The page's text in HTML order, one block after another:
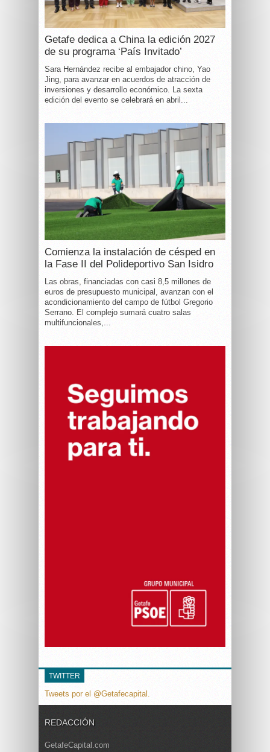
Getafe dedica a China la edición 2027
de su programa ‘País Invitado’
Sara Hernández recibe al embajador chino, Yao
Jing, para avanzar en acuerdos de atracción de
inversiones y desarrollo económico. La sexta
edición del evento se celebrará en abril...
Comienza la instalación de césped en
la Fase II del Polideportivo San Isidro
Las obras, financiadas con casi 8,5 millones de
euros de presupuesto municipal, avanzan con el
acondicionamiento del campo de fútbol Gregorio
Serrano. El complejo sumará cuatro salas
multifuncionales,...
TWITTER
Tweets por el @Getafecapital.
REDACCIÓN
GetafeCapital.com